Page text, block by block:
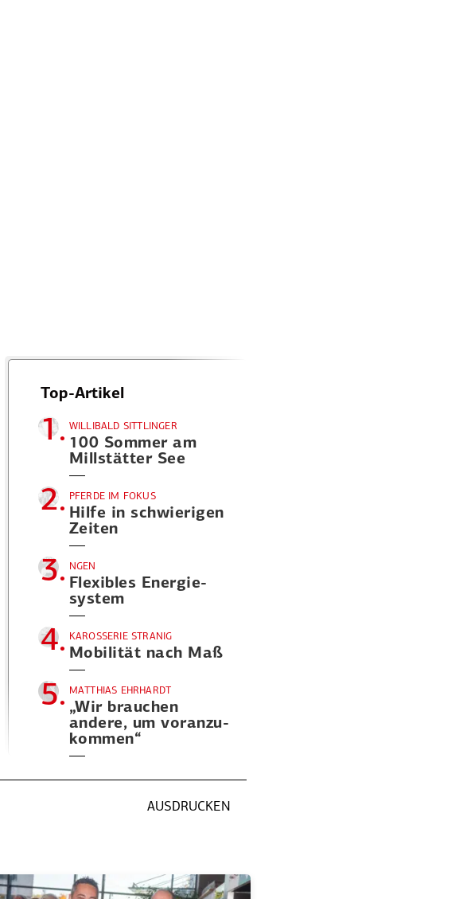
Top-Artikel
1. WILLIBALD SITTLINGER
100 Sommer am
Millstätter See
2. PFERDE IM FOKUS
Hilfe in schwie­rigen
Zeiten
3. NGEN
Flexibles Energie­
system
4. KAROSSERIE STRANIG
Mobilität nach Maß
5. MATTHIAS EHRHARDT
„Wir brauchen
andere, um voran­zu­
kommen“
AUSDRUCKEN